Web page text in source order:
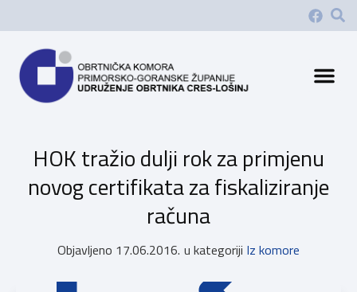
HOK tražio dulji rok za primjenu
novog certifikata za fiskaliziranje
računa
Objavljeno 17.06.2016. u kategoriji Iz komore